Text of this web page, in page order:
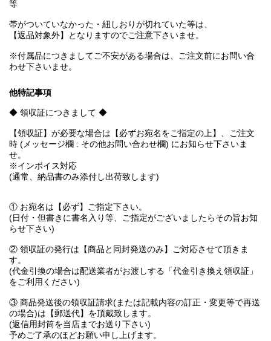
等
帯がついていなかった・紐しおりが切れていた等は、
【返品対象外】となりますのでご注意下さいませ。
※付属品につきましてご不安がある場合は、ご注文前にお問い合
わせ下さいませ。
他特記事項
◆ 領収証につきまして ◆
【領収証】が必要な場合は【必ずお宛名をご指定の上】、ご注文
時 (メッセージ欄 : その他お問い合わせ欄) にお知らせ下さいま
せ。
※インボイス対応
(通常、納品書のみ添付し出荷致します)
① お宛名は【必ず】ご指定下さい。
(日付・但書きに書名入り等、ご指定がございましたらその旨お知
らせ下さい)
② 領収証の発行は【商品と同封発送のみ】ご対応させて頂きま
す。
(代金引換の場合は配送業者がお渡しする「代金引き換え領収証」
をご利用ください)
③ 商品発送後の領収証請求(または記載内容の訂正・変更等で再送
の場合)は【郵送代】を頂戴致します。
(返信用封筒を当店までお送り下さい)
予めご了承のほどお願い申し上げます。